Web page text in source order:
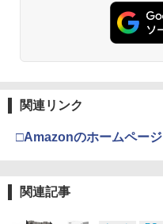
関連リンク
□Amazonのホームページ
関連記事